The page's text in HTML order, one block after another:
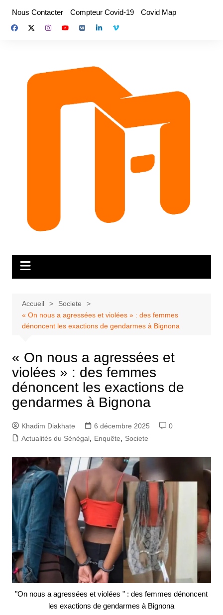
contenu
Nous Contacter Compteur Covid-19 Covid Map
Accueil
Societe
« On nous a agressées et violées » : des femmes
dénoncent les exactions de gendarmes à Bignona
« On nous a agressées et
violées » : des femmes
dénoncent les exactions de
gendarmes à Bignona
Khadim Diakhate 6 décembre 2025
0
Actualités du Sénégal, Enquête Societe
"On nous a agressées et violées " : des femmes dénoncent
les exactions de gendarmes à Bignona